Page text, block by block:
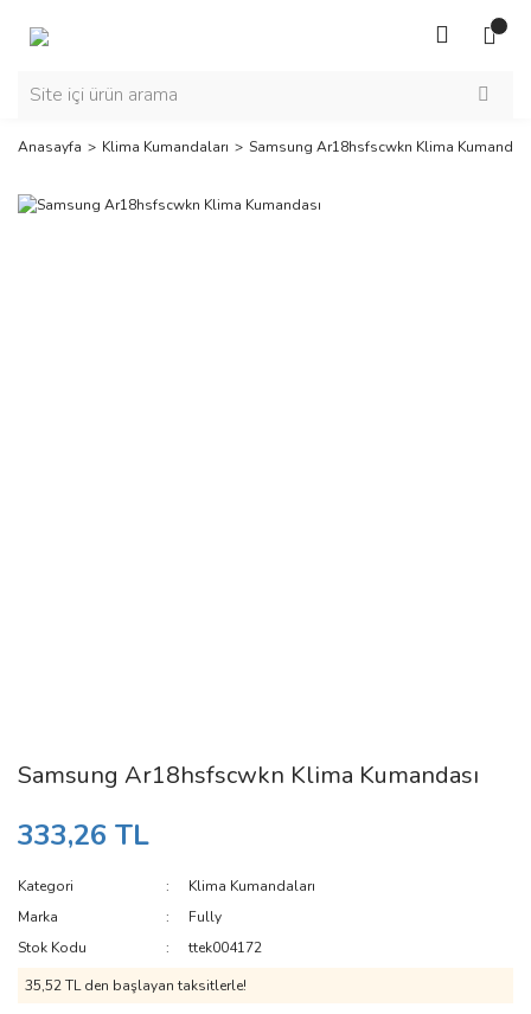
Anasayfa Klima Kumandaları Samsung Ar18hsfscwkn Klima
Samsung Ar18hsfscwkn Klima Kumandası
333,26 TL
Kategori
Klima Kumandaları
Marka
Fully
Stok Kodu
ttek004172
35,52 TL den başlayan taksitlerle!